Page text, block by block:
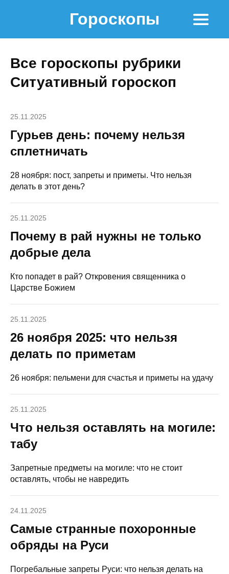
Гороскопы
Все гороскопы рубрики
Ситуативный гороскоп
25.11.2025
Гурьев день: почему нельзя
сплетничать
28 ноября: пост, запреты и приметы. Что нельзя
делать в этот день?
25.11.2025
Почему в рай нужны не только
добрые дела
Кто попадет в рай? Откровения священника о
Царстве Божием
25.11.2025
26 ноября 2025: что нельзя
делать по приметам
26 ноября: пельмени для счастья и приметы на удачу
25.11.2025
Что нельзя оставлять на могиле:
табу
Запретные предметы на могиле: что не стоит
оставлять, чтобы не навредить
24.11.2025
Самые странные похоронные
обряды на Руси
Погребальные запреты Руси: что нельзя делать на